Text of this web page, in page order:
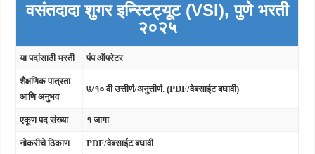
वसंतदादा शुगर इन्स्टिट्यूट (VSI), पुणे भरती
२०२५
या पदांसाठी भरती पंप ऑपरेटर
शैक्षणिक पात्रता
आणि अनुभव
७/१० वी उत्तीर्ण/अनुत्तीर्ण.(PDF/वेबसाईट बघावी)
एकूण पद संख्या १ जागा
नोकरीचे ठिकाण PDF/वेबसाईट बघावी.